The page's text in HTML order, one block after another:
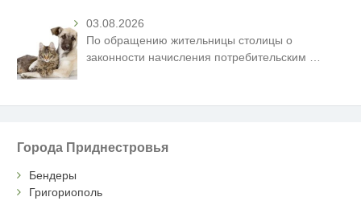
03.08.2026
По обращению жительницы столицы о
законности начисления потребительским …
Города Приднестровья
Бендеры
Григориополь